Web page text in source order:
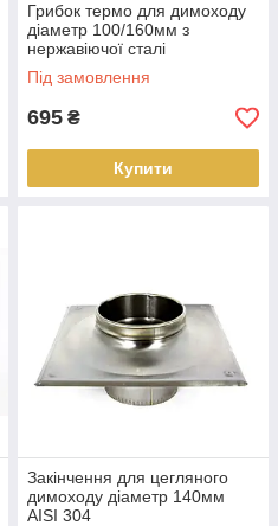
Грибок термо для димоходу
діаметр 100/160мм з
нержавіючої сталі
Під замовлення
695 ₴
Купити
Закінчення для цегляного
димоходу діаметр 140мм
AISI 304